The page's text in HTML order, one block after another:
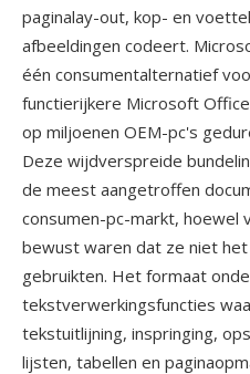
paginalay-out, kop- en
afbeeldingen codeert.
één consumentalternatief
functierijkere Microsoft
op miljoenen OEM-pc's
Deze wijdverspreide
de meest aangetroffen
consumen-pc-markt, hoewel
bewust waren dat ze niet
gebruikten. Het formaat
tekstverwerkingsfuncties
tekstuitlijning, inspringing,
lijsten, tabellen en